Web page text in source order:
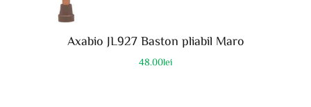
Axabio JL927 Baston pliabil Maro
48.00lei